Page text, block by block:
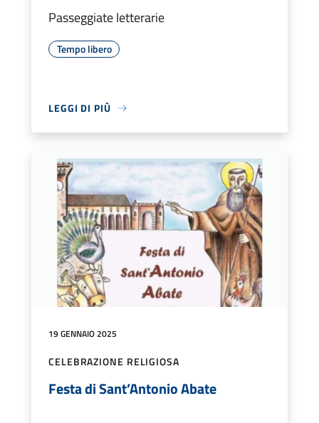
Passeggiate letterarie
Tempo libero
LEGGI DI PIÙ
19 GENNAIO 2025
CELEBRAZIONE RELIGIOSA
Festa di Sant’Antonio Abate